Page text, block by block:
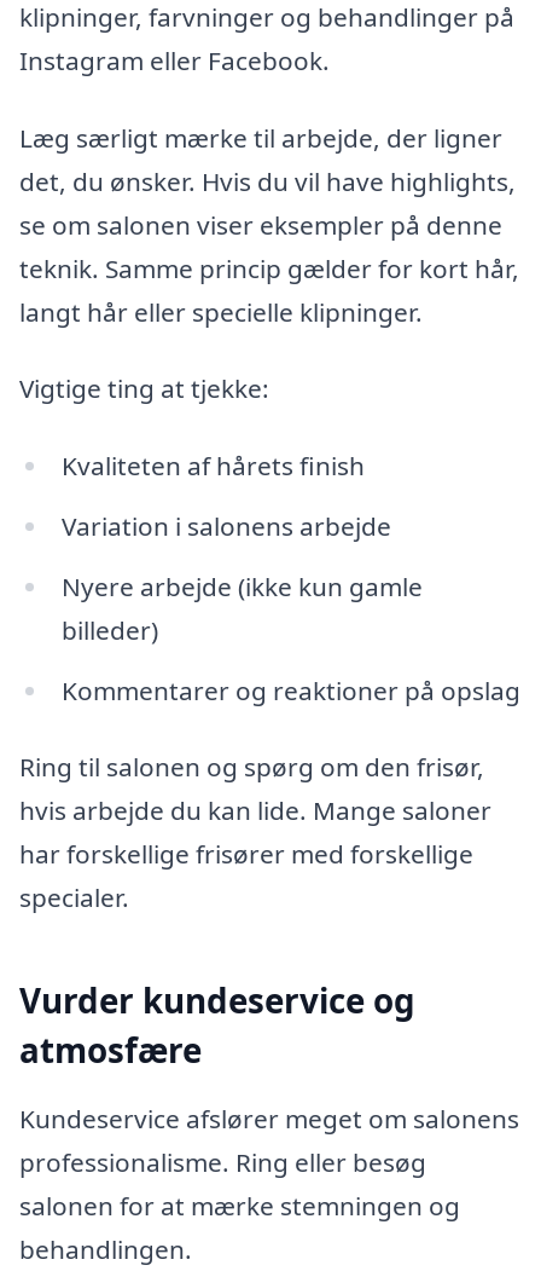
klipninger, farvninger og behandlinger på
Instagram eller Facebook.
Læg særligt mærke til arbejde, der ligner
det, du ønsker. Hvis du vil have highlights,
se om salonen viser eksempler på denne
teknik. Samme princip gælder for kort hår,
langt hår eller specielle klipninger.
Vigtige ting at tjekke:
Kvaliteten af hårets finish
Variation i salonens arbejde
Nyere arbejde (ikke kun gamle
billeder)
Kommentarer og reaktioner på opslag
Ring til salonen og spørg om den frisør,
hvis arbejde du kan lide. Mange saloner
har forskellige frisører med forskellige
specialer.
Vurder kundeservice og
atmosfære
Kundeservice afslører meget om salonens
professionalisme. Ring eller besøg
salonen for at mærke stemningen og
behandlingen.